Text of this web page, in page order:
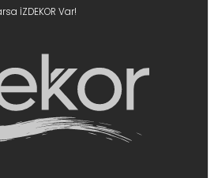
İZDEKOR Var!